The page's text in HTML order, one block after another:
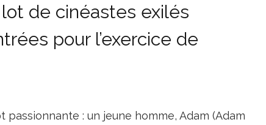
de cinéastes exilés
pour l’exercice de
: un jeune homme, Adam (Adam